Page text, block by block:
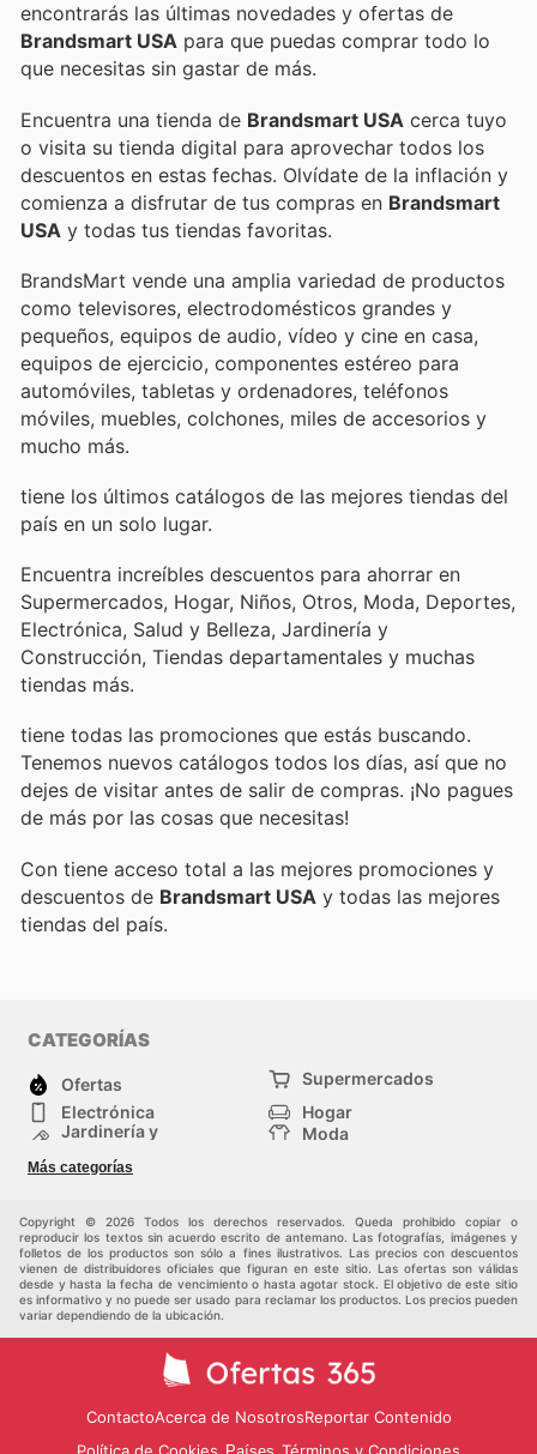
encontrarás las últimas novedades y ofertas de
Brandsmart USA para que puedas comprar todo lo
que necesitas sin gastar de más.
Encuentra una tienda de Brandsmart USA cerca tuyo
o visita su tienda digital para aprovechar todos los
descuentos en estas fechas. Olvídate de la inflación y
comienza a disfrutar de tus compras en Brandsmart
USA y todas tus tiendas favoritas.
BrandsMart vende una amplia variedad de productos
como televisores, electrodomésticos grandes y
pequeños, equipos de audio, vídeo y cine en casa,
equipos de ejercicio, componentes estéreo para
automóviles, tabletas y ordenadores, teléfonos
móviles, muebles, colchones, miles de accesorios y
mucho más.
tiene los últimos catálogos de las mejores tiendas del
país en un solo lugar.
Encuentra increíbles descuentos para ahorrar en
Supermercados, Hogar, Niños, Otros, Moda, Deportes,
Electrónica, Salud y Belleza, Jardinería y
Construcción, Tiendas departamentales y muchas
tiendas más.
tiene todas las promociones que estás buscando.
Tenemos nuevos catálogos todos los días, así que no
dejes de visitar antes de salir de compras. ¡No pagues
de más por las cosas que necesitas!
Con tiene acceso total a las mejores promociones y
descuentos de Brandsmart USA y todas las mejores
tiendas del país.
CATEGORÍAS
Ofertas
Supermercados
Electrónica
Hogar
Jardinería y
Moda
Tiendas
departamentales
Otros
Más categorías
Copyright © 2026 Todos los derechos reservados. Queda prohibido copiar o
reproducir los textos sin acuerdo escrito de antemano. Las fotografías, imágenes y
folletos de los productos son sólo a fines ilustrativos. Las precios con descuentos
vienen de distribuidores oficiales que figuran en este sitio. Las ofertas son válidas
desde y hasta la fecha de vencimiento o hasta agotar stock. El objetivo de este sitio
es informativo y no puede ser usado para reclamar los productos. Los precios pueden
variar dependiendo de la ubicación.
ContactoAcerca de NosotrosReportar Contenido
Política de Cookies
Términos y Condiciones